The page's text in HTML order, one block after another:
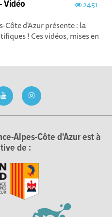
2451
Vidéo
Côte d'Azur présente : la
! Ces vidéos, mises en
Alpes-Côte d'Azur est à
de :